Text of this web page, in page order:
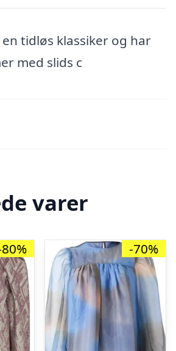
tidløs klassiker og har
med slids c
varer
-70%